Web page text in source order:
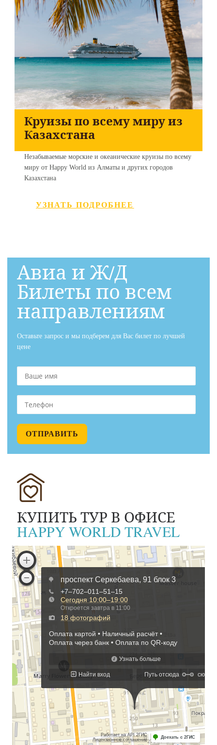
Круизы по всему миру из
Казахстана
Незабываемые морские и океанические круизы по всему
миру от Happy World из Алматы и других городов
Казахстана
УЗНАТЬ ПОДРОБНЕЕ
Авиа и Ж/Д
Билеты по всем
направлениям
Оставьте запрос и мы подберем для Вас билет по лучшей
цене
КУПИТЬ ТУР В ОФИСЕ
HAPPY WORLD TRAVEL